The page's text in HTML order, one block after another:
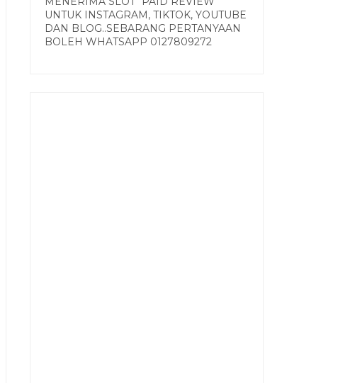
UNTUK INSTAGRAM, TIKTOK, YOUTUBE
DAN BLOG..SEBARANG PERTANYAAN
BOLEH WHATSAPP 0127809272